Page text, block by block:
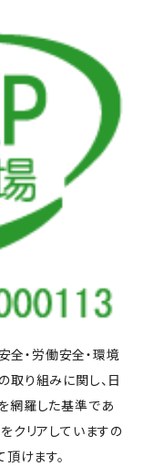
全・労働安全・環境
り組みに関し、日
網羅した基準であ
クリアしていますの
けます。